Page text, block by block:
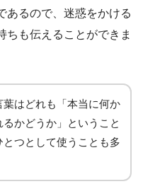
あるので、迷惑をかける
ちも伝えることができま
葉はどれも「本当に何か
かどうか」ということ
とつとして使うことも多